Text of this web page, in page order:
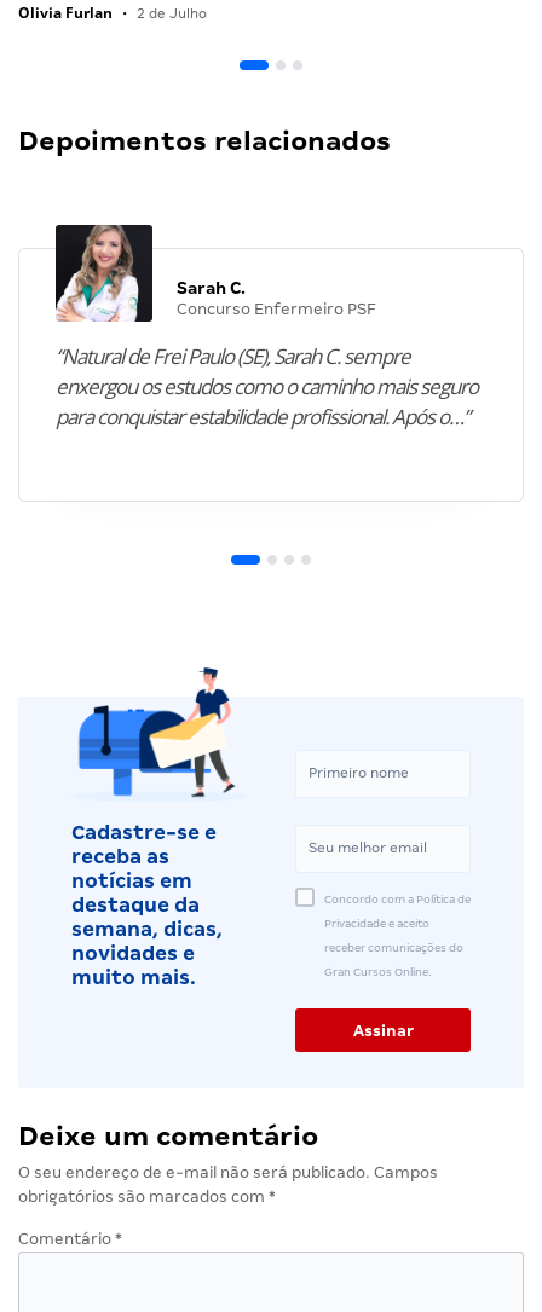
Olivia Furlan • 2 de Julho
Depoimentos relacionados
Sarah C.
Concurso Enfermeiro PSF
“Natural de Frei Paulo (SE), Sarah C. sempre
enxergou os estudos como o caminho mais seguro
para conquistar estabilidade profissional. Após o…”
Cadastre-se e
receba as
notícias em
destaque da
semana, dicas,
novidades e
muito mais.
Concordo com a Política de
Privacidade e aceito
receber comunicações do
Gran Cursos Online.
Deixe um comentário
O seu endereço de e-mail não será publicado. Campos
obrigatórios são marcados com *
Comentário *